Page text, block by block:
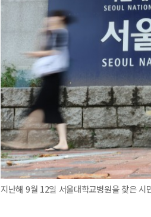
지난해 9월 12일 서울대학교병원을 찾은